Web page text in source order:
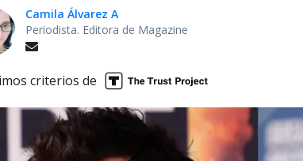
Camila Álvarez A
Periodista. Editora de Magazine
criterios de